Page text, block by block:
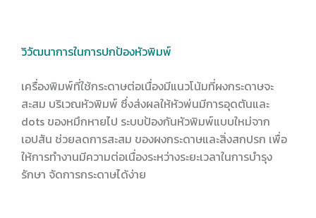
วิวัฒนาการในการปกป้องหัวพิมพ์
เครื่องพิมพ์ที่ใช้กระดาษต่อเนื่องมีแนวโน้มที่ผงกระดาษจะ
สะสม บริเวณหัวพิมพ์ ซึ่งส่งผลให้หัวพ่นมีการอุดตันและ
dots ของหมึกหายไป ระบบป้องกันหัวพิมพ์แบบใหม่จาก
เอปสัน ช่วยลดการสะสม ของผงกระดาษและสิ่งสกปรก เพื่อ
ให้การทำงานมีความต่อเนื่องระหว่างระยะเวลาในการบำรุง
รักษา จัดการกระดาษได้ง่าย